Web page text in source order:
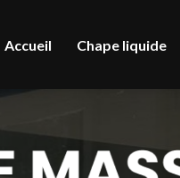
Accueil Chape liquide